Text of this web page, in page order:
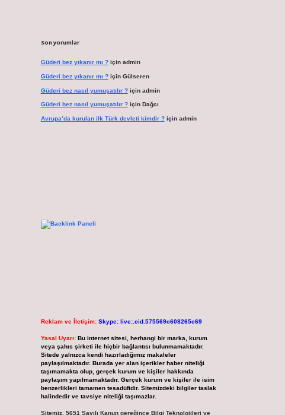
Son yorumlar
Güderi bez yıkanır mı ?için admin
Güderi bez yıkanır mı ?için Gülseren
Güderi bez nasıl yumuşatılır ?için admin
Güderi bez nasıl yumuşatılır ?için Dağcı
Avrupa’da kurulan ilk Türk devleti kimdir ?için admin
Reklam ve İletişim: Skype: live:.cid.575569c608265c69
Yasal Uyarı: Bu internet sitesi, herhangi bir marka, kurum
veya şahıs şirketi ile hiçbir bağlantısı bulunmamaktadır.
Sitede yalnızca kendi hazırladığımız makaleler
paylaşılmaktadır. Burada yer alan içerikler haber niteliği
taşımamakta olup, gerçek kurum ve kişiler hakkında
paylaşım yapılmamaktadır. Gerçek kurum ve kişiler ile isim
benzerlikleri tamamen tesadüfidir. Sitemizdeki bilgiler taslak
halindedir ve tavsiye niteliği taşımazlar.
Sitemiz, 5651 Sayılı Kanun gereğince Bilgi Teknolojileri ve